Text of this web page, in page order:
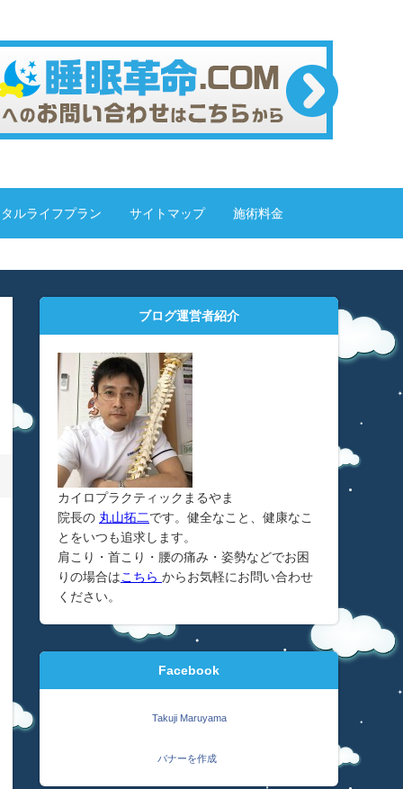
ルライフプラン サイトマップ 施術料金
ブログ運営者紹介
カイロプラクティックまるやま
院長の 丸山拓二です。健全なこと、健康なこ
とをいつも追求します。
肩こり・首こり・腰の痛み・姿勢などでお困
りの場合はこちら からお気軽にお問い合わせ
ください。
Facebook
Takuji Maruyama
バナーを作成